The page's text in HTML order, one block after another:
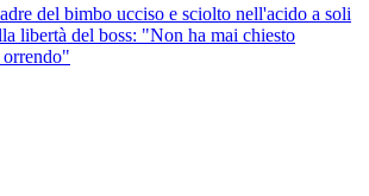
del bimbo ucciso e sciolto nell'acido a soli
libertà del boss: "Non ha mai chiesto
orrendo"